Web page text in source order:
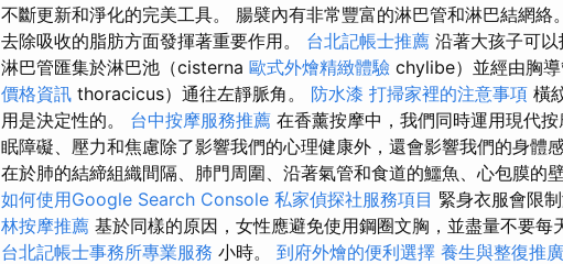
不斷更新和淨化的完美工具。 腸襞內有非常豐富的淋巴管和淋巴結網絡
去除吸收的脂肪方面發揮著重要作用。 台北記帳士推薦 沿著大孩子可以
淋巴管匯集於淋巴池（cisterna 歐式外燴精緻體驗 chylibe）並經由胸
價格資訊 thoracicus）通往左靜脈角。 防水漆 打掃家裡的注意事項 橫
用是決定性的。 台中按摩服務推薦 在香薰按摩中，我們同時運用現代
眠障礙、壓力和焦慮除了影響我們的心理健康外，還會影響我們的身體
在於肺的結締組織間隔、肺門周圍、沿著氣管和食道的鱷魚、心包膜的
如何使用Google Search Console 私家偵探社服務項目 緊身衣服會限
林按摩推薦 基於同樣的原因，女性應避免使用鋼圈文胸，並盡量不要每
台北記帳士事務所專業服務 小時。 到府外燴的便利選擇 養生與整復推